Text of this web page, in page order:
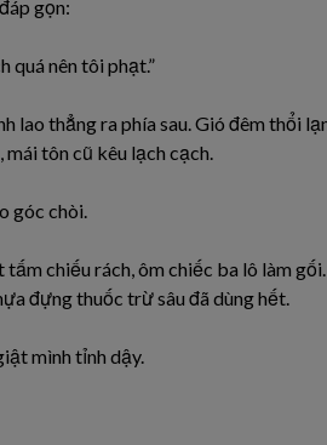
gọn:
quá nên tôi phạt.”
lao thẳng ra phía sau. Gió đêm thổi
tôn cũ kêu lạch cạch.
góc chòi.
chiếu rách, ôm chiếc ba lô làm
đựng thuốc trừ sâu đã dùng hết.
mình tỉnh dậy.